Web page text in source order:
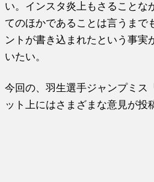
い。インスタ炎上もさることな
てのほかであることは言うまで
ントが書き込まれたという事実
いたい。
今回の、羽生選手ジャンプミス
ット上にはさまざまな意見が投